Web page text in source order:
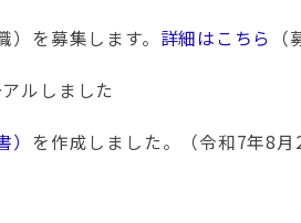
を募集します。 詳細はこちら
ルしました
を作成しました。（令和7年8月